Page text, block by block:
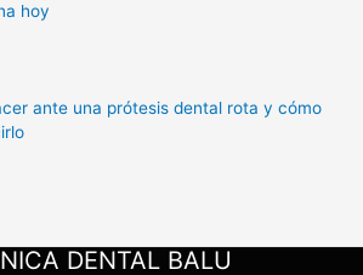
hoy
ante una prótesis dental rota y cómo
DENTAL BALU